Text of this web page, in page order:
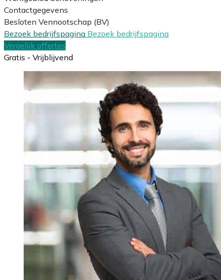
Contactgegevens
Besloten Vennootschap (BV)
Bezoek bedrijfspagina Bezoek bedrijfspagina
Vergelijk offertes
Gratis - Vrijblijvend